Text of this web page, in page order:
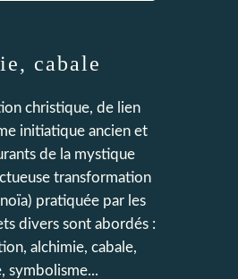
cabale
christique, de lien
initiatique ancien et
de la mystique
transformation
pratiquée par les
divers sont abordés :
alchimie, cabale,
symbolisme...